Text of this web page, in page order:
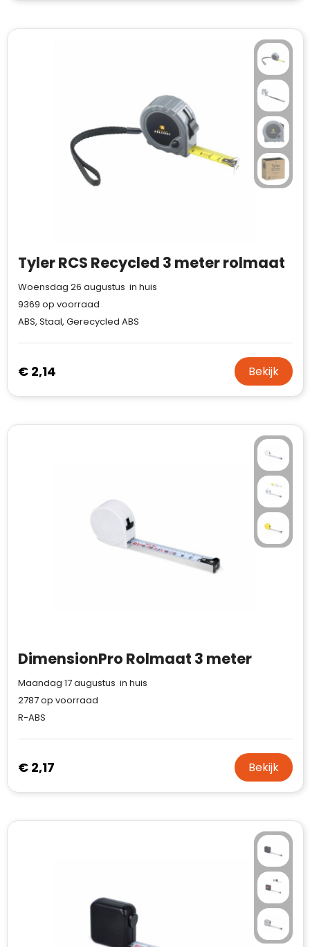
Tyler RCS Recycled 3 meter rolmaat
Woensdag 26 augustus in huis
9369 op voorraad
ABS, Staal, Gerecycled ABS
€ 2,14 Bekijk
DimensionPro Rolmaat 3 meter
Maandag 17 augustus in huis
2787op voorraad
R-ABS
€ 2,17 Bekijk